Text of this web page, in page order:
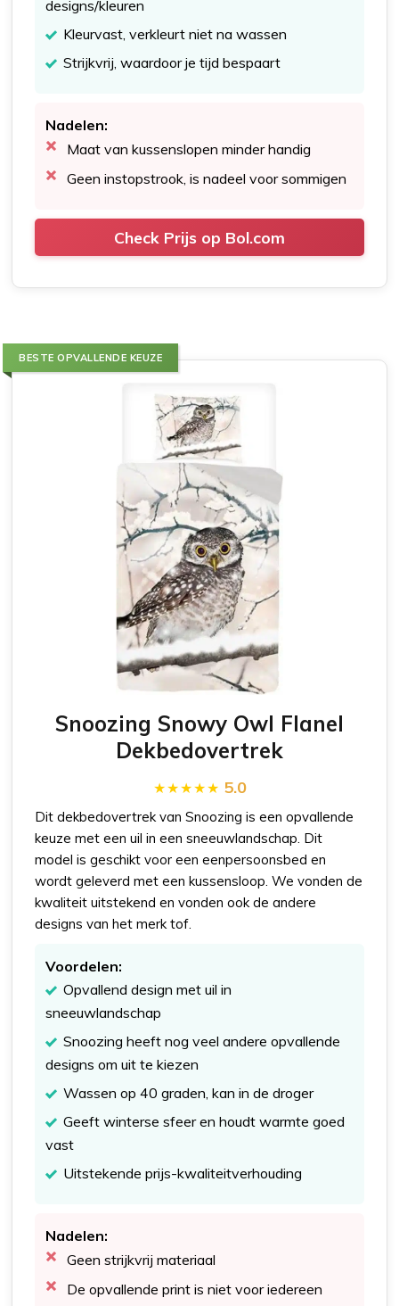
designs/kleuren
Kleurvast, verkleurt niet na wassen
Strijkvrij, waardoor je tijd bespaart
Nadelen:
Maat van kussenslopen minder handig
Geen instopstrook, is nadeel voor sommigen
Check Prijs op Bol.com
BESTE OPVALLENDE KEUZE
Snoozing Snowy Owl Flanel
Dekbedovertrek
5.0
Dit dekbedovertrek van Snoozing is een opvallende
keuze met een uil in een sneeuwlandschap. Dit
model is geschikt voor een eenpersoonsbed en
wordt geleverd met een kussensloop. We vonden de
kwaliteit uitstekend en vonden ook de andere
designs van het merk tof.
Voordelen:
Opvallend design met uil in
sneeuwlandschap
Snoozing heeft nog veel andere opvallende
designs om uit te kiezen
Wassen op 40 graden, kan in de droger
Geeft winterse sfeer en houdt warmte goed
vast
Uitstekende prijs-kwaliteitverhouding
Nadelen:
Geen strijkvrij materiaal
De opvallende print is niet voor iedereen